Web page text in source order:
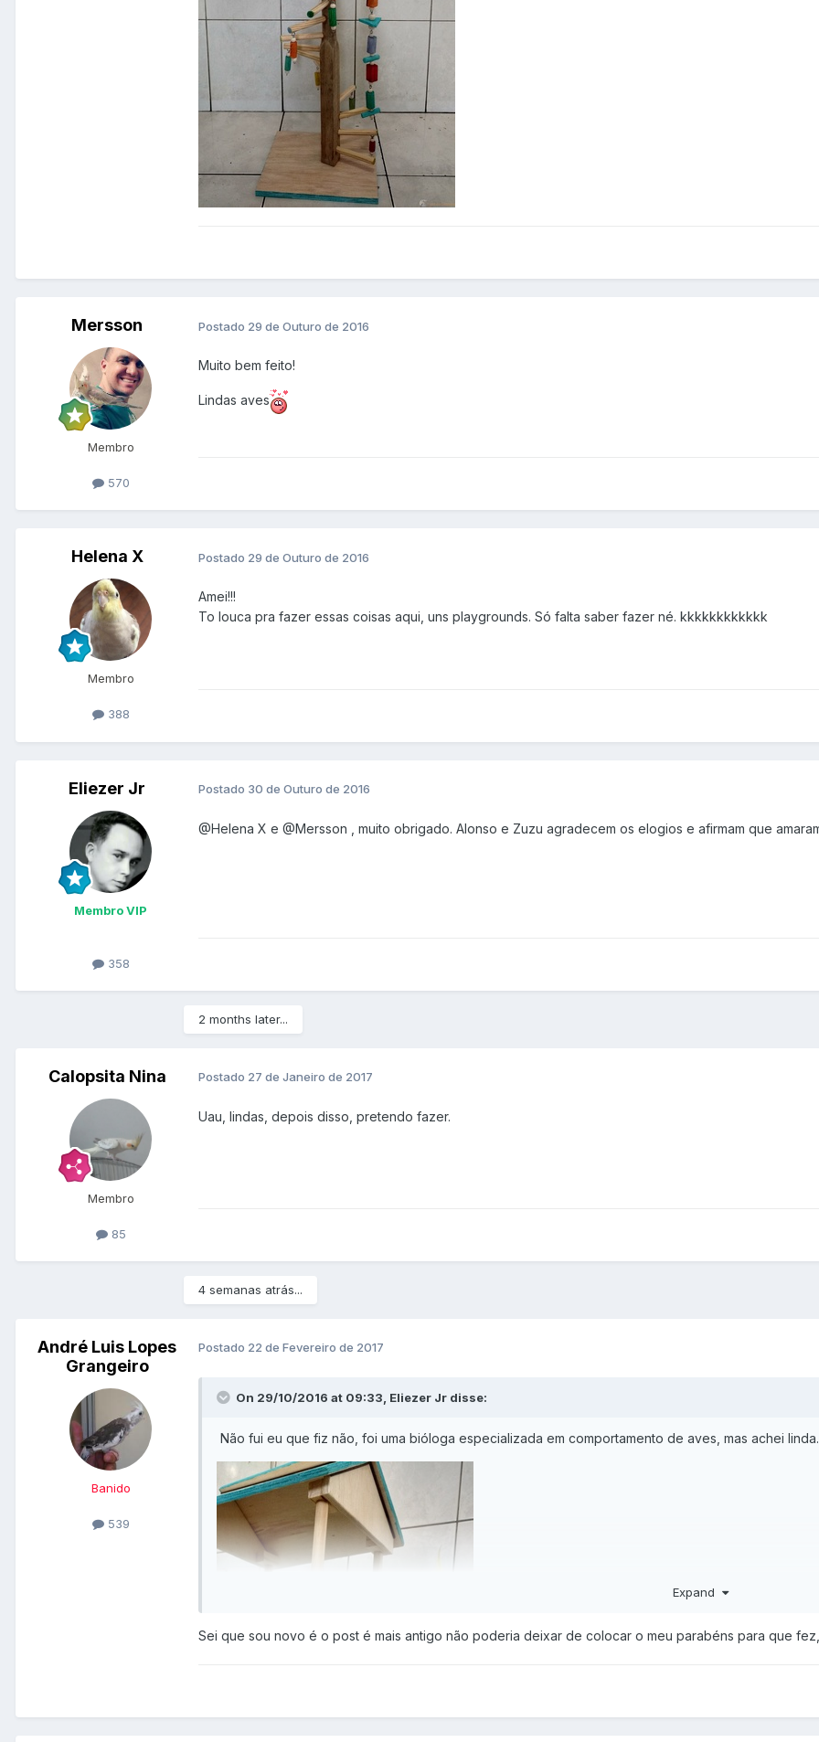
Mersson
Membro
570
Postado 29 de Outuro de 2016
Muito bem feito!
Lindas aves
Helena X
Membro
388
Postado 29 de Outuro de 2016
Amei!!!
To louca pra fazer essas coisas aqui, uns playgrounds. Só falta saber fazer né. kkkkkkkkkkkk
Eliezer Jr
Membro VIP
358
Postado 30 de Outuro de 2016
@Helena X e @Mersson , muito obrigado. Alonso e Zuzu agradecem os elogios e afirmam que
2 months later...
Calopsita Nina
Membro
85
Postado 27 de Janeiro de 2017
Uau, lindas, depois disso, pretendo fazer.
4 semanas atrás...
André Luis Lopes
Grangeiro
Banido
539
Postado 22 de Fevereiro de 2017
On 29/10/2016 at 09:33, Eliezer Jr disse:
Não fui eu que fiz não, foi uma bióloga especializada em comportamento de aves, mas achei
Expand
Sei que sou novo é o post é mais antigo não poderia deixar de colocar o meu parabéns para que